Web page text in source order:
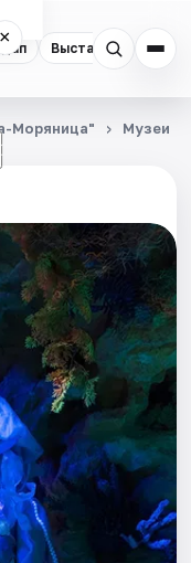
Выставки
×
☾
Моряница" Музеи